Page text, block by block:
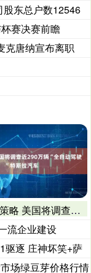
东总户数12546
赛决赛前瞻
克唐纳宣布离职
查近290万辆“全自动驾驶”特斯拉汽车
流企业建设
驱逐 庄神坏笑+萨
场绿豆芽价格行情